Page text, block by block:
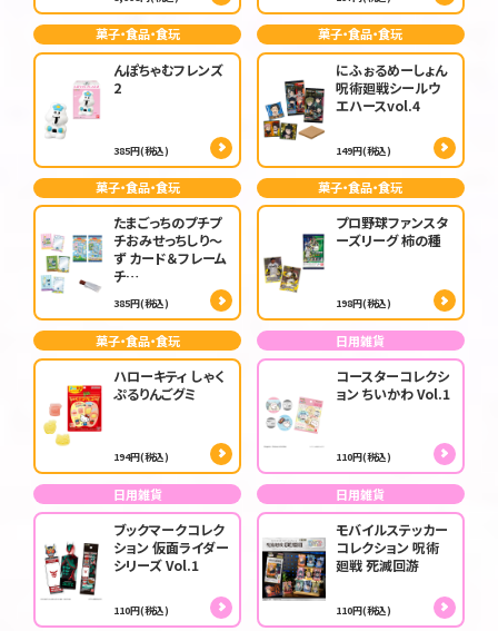
菓子・食品・食玩
んぽちゃむフレンズ
2
385円(税込)
菓子・食品・食玩
にふぉるめーしょん
呪術廻戦シールウ
エハースvol.4
149円(税込)
菓子・食品・食玩
たまごっちのプチプ
チおみせっちしり～
ず カード＆フレーム
チ…
385円(税込)
菓子・食品・食玩
プロ野球ファンスタ
ーズリーグ 柿の種
198円(税込)
菓子・食品・食玩
ハローキティ しゃく
ぷるりんごグミ
194円(税込)
日用雑貨
コースターコレクシ
ョン ちいかわ Vol.1
110円(税込)
日用雑貨
ブックマークコレク
ション 仮面ライダー
シリーズ Vol.1
110円(税込)
日用雑貨
モバイルステッカー
コレクション 呪術
廻戦 死滅回游
110円(税込)